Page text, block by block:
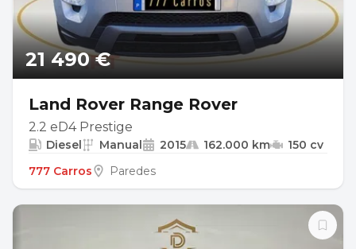
21 490 €
Land Rover Range Rover
2.2 eD4 Prestige
Diesel Manual 2015 162.000 km
150 cv
777 Carros
Paredes